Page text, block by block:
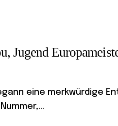
Jugend
eine merkwürdige